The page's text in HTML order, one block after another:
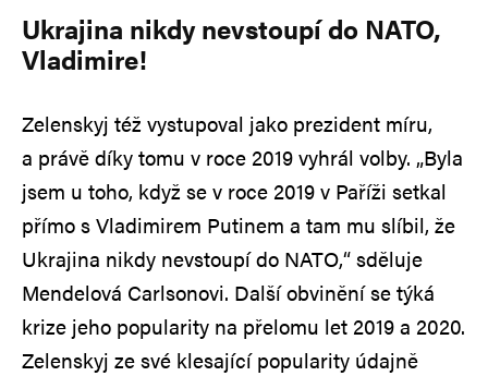
Ukrajina nikdy nevstoupí do NATO,
Vladimire!
Zelenskyj též vystupoval jako prezident míru,
a právě díky tomu v roce 2019 vyhrál volby. „Byla
jsem u toho, když se v roce 2019 v Paříži setkal
přímo s Vladimirem Putinem a tam mu slíbil, že
Ukrajina nikdy nevstoupí do NATO,“ sděluje
Mendelová Carlsonovi. Další obvinění se týká
krize jeho popularity na přelomu let 2019 a 2020.
Zelenskyj ze své klesající popularity údajně